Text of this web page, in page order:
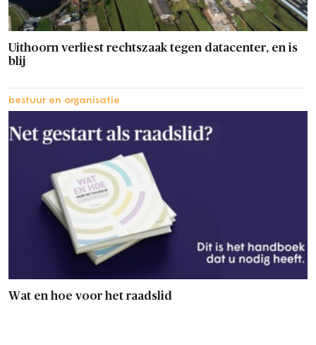
Uithoorn verliest rechtszaak tegen datacenter, en is
blij
bestuur en organisatie
Wat en hoe voor het raadslid